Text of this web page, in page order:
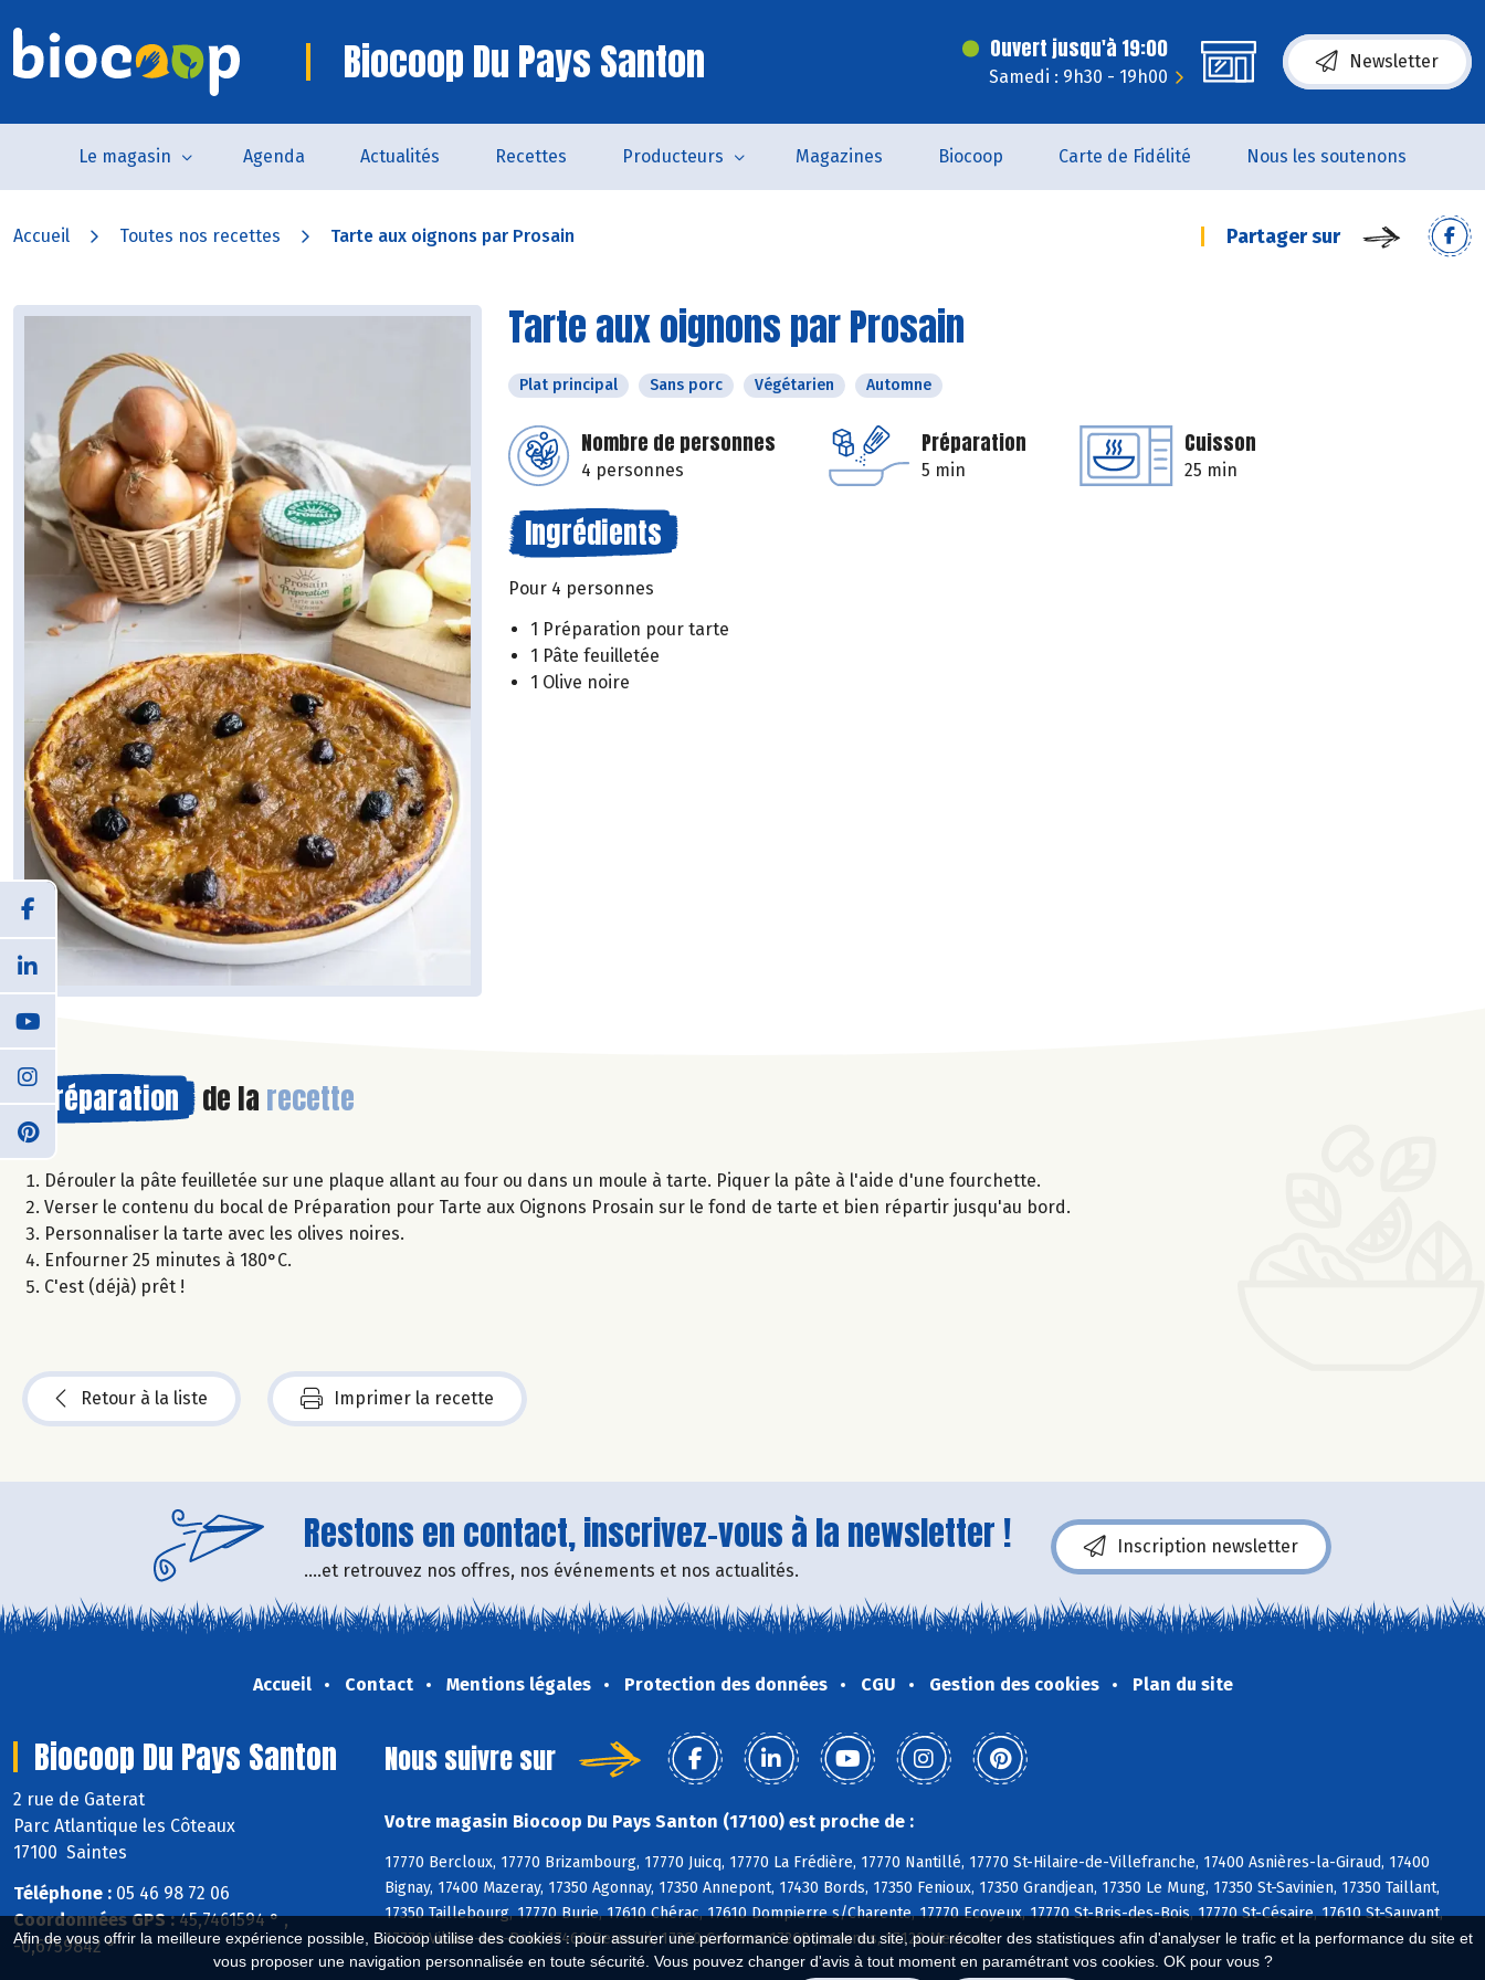
Afin de vous offrir la meilleure expérience possible, Biocoop utilise des cookies : pour assurer une performance optimale du site, pour récolter des statistiques afin d'analyser le trafic et la performance du site et
vous proposer une navigation personnalisée en toute sécurité. Vous pouvez changer d'avis à tout moment en paramétrant vos cookies. OK pour vous ?
Biocoop Du Pays Santon Ouvert jusqu'à 19:00
Samedi : 9h30 - 19h00
Newsletter
Le magasin Agenda Actualités Recettes Producteurs Magazines Biocoop Carte de Fidélité Nous les soutenons
Accueil Toutes nos recettes Tarte aux oignons par Prosain Partager sur
Tarte aux oignons par Prosain
Plat principal Sans porc Végétarien Automne
Nombre de personnes
4 personnes
Préparation
5 min
Cuisson
25 min
Ingrédients
Pour 4 personnes
1 Préparation pour tarte
1 Pâte feuilletée
1 Olive noire
Préparation de la recette
Dérouler la pâte feuilletée sur une plaque allant au four ou dans un moule à tarte. Piquer la pâte à l'aide d'une fourchette.
Verser le contenu du bocal de Préparation pour Tarte aux Oignons Prosain sur le fond de tarte et bien répartir jusqu'au bord.
Personnaliser la tarte avec les olives noires.
Enfourner 25 minutes à 180°C.
C'est (déjà) prêt !
Retour à la liste Imprimer la recette
Restons en contact, inscrivez-vous à la newsletter !
....et retrouvez nos offres, nos événements et nos actualités.
Inscription newsletter
Accueil Contact Mentions légales Protection des données CGU Gestion des cookies Plan du site
Biocoop Du Pays Santon
2 rue de Gaterat
Parc Atlantique les Côteaux
17100 Saintes
Téléphone : 05 46 98 72 06
Coordonnées GPS :45,7461594 ° ,
-0,6759842 °
Nous suivre sur
Votre magasin Biocoop Du Pays Santon (17100) est proche de :
17770 Bercloux, 17770 Brizambourg, 17770 Juicq, 17770 La Frédière, 17770 Nantillé, 17770 St-Hilaire-de-Villefranche, 17400 Asnières-la-Giraud, 17400
Bignay, 17400 Mazeray, 17350 Agonnay, 17350 Annepont, 17430 Bords, 17350 Fenioux, 17350 Grandjean, 17350 Le Mung, 17350 St-Savinien, 17350 Taillant,
17350 Taillebourg, 17770 Burie, 17610 Chérac, 17610 Dompierre s/Charente, 17770 Ecoyeux, 17770 St-Bris-des-Bois, 17770 St-Césaire, 17610 St-Sauvant,
17770 Villars-les-Bois, 17460 Berneuil, 17260 Cravans, 17260 Jazennes, 17120 Meursac